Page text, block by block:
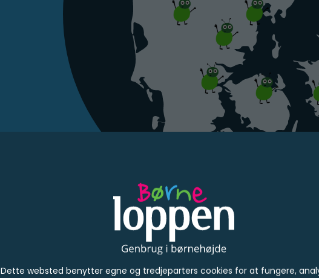
Klik på kortet og se adresse og åbningstider for
din lokale Børneloppen.
Dette websted benytter egne og tredjeparters cookies for at fungere,